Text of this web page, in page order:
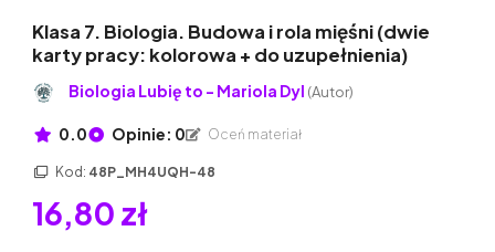
Klasa 7. Biologia. Budowa i rola mięśni (dwie
karty pracy: kolorowa + do uzupełnienia)
Biologia Lubię to - Mariola Dyl (Autor)
0.0 Opinie: 0 Oceń materiał
Kod: 48P_MH4UQH-48
16,80 zł